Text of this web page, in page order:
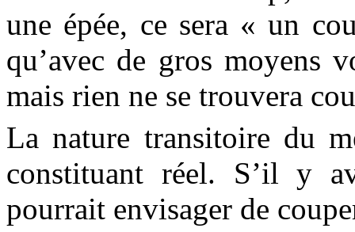
une épée, ce sera « un
qu’avec de gros moyens
mais rien ne se trouvera
La nature transitoire du
constituant réel. S’il y
pourrait envisager de